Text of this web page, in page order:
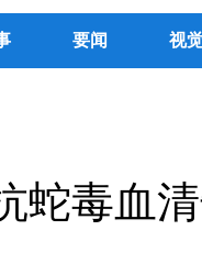
要闻 视
蛇毒血